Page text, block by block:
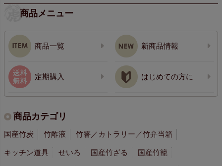
商品メニュー
商品一覧 新商品情報
定期購入 はじめての方に
商品カテゴリ
国産竹炭 竹酢液 竹箸／カトラリー／竹弁当箱
キッチン道具 せいろ 国産竹ざる 国産竹籠